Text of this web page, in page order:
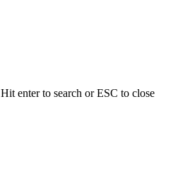
Hit enter to search or ESC to close